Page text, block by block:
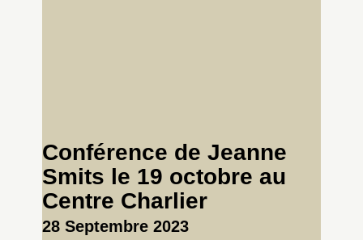
Conférence de Jeanne
Smits le 19 octobre au
Centre Charlier
28 Septembre 2023